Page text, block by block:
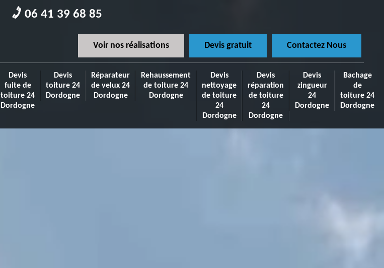
06 41 39 68 85
Voir nos réalisations Devis gratuit Contactez Nous
Devis
fuite de
toiture 24
Dordogne
Devis
toiture 24
Dordogne
Réparateur
de velux 24
Dordogne
Rehaussement
de toiture 24
Dordogne
Devis
nettoyage
de toiture
24
Dordogne
Devis
réparation
de toiture
24
Dordogne
Devis
zingueur
24
Dordogne
Bachage
de
toiture 24
Dordogne